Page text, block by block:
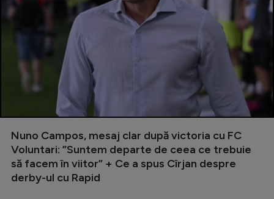
Nuno Campos, mesaj clar după victoria cu FC
Voluntari: ”Suntem departe de ceea ce trebuie
să facem în viitor” + Ce a spus Cîrjan despre
derby-ul cu Rapid